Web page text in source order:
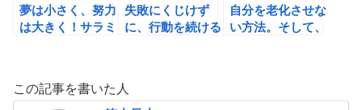
夢は小さく、努力
は大きく！サラミ
失敗にくじけず
に、行動を続ける
自分を老化させな
い方法。そして、
この記事を書いた人